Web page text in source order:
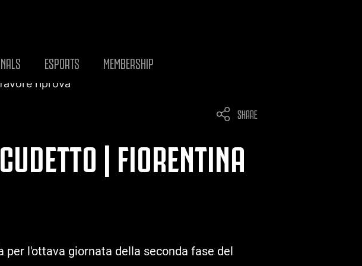
ESPORTS MEMBERSHIP
riprova
SHARE
| FIORENTINA
l'ottava giornata della seconda fase del